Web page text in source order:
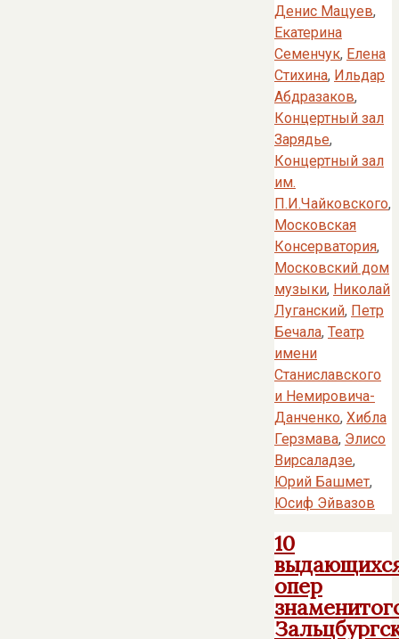
Денис Мацуев,
Екатерина
Семенчук, Елена
Стихина, Ильдар
Абдразаков,
Концертный зал
Зарядье,
Концертный зал
им.
П.И.Чайковского,
Московская
Консерватория,
Московский дом
музыки, Николай
Луганский, Петр
Бечала, Театр
имени
Станиславского
и Немировича-
Данченко, Хибла
Герзмава, Элисо
Вирсаладзе,
Юрий Башмет,
Юсиф Эйвазов
10
опер